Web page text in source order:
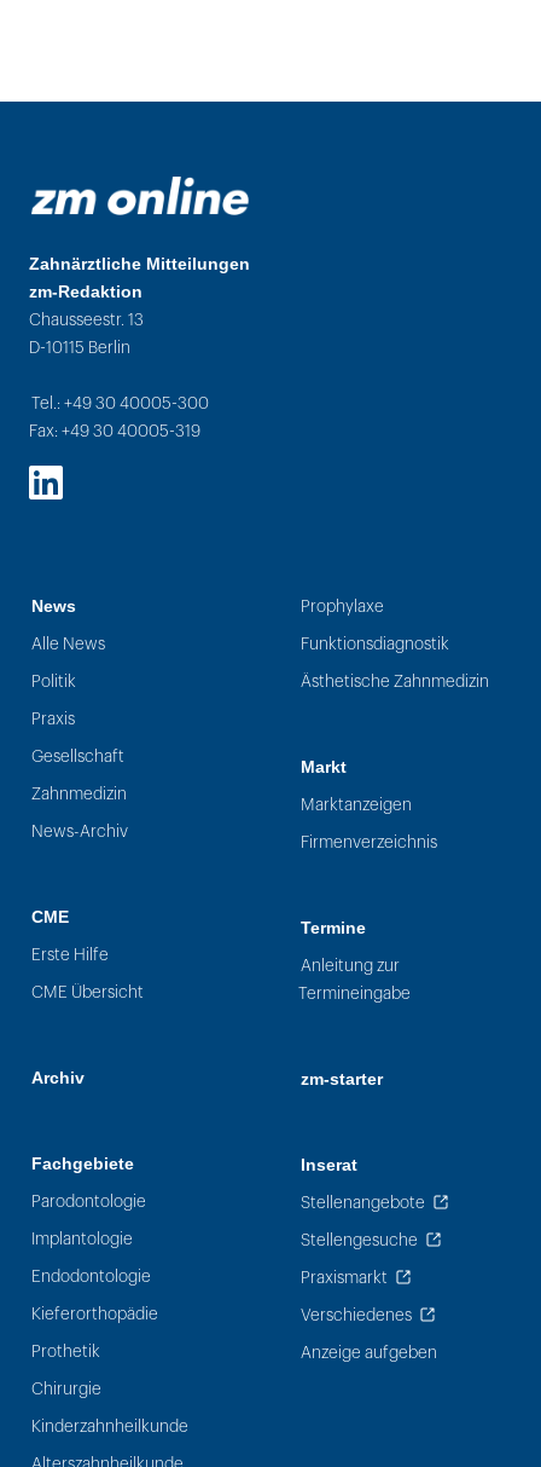
Zahnärztliche Mitteilungen
zm-Redaktion
Chausseestr. 13
D-10115 Berlin
Tel.: +49 30 40005-300
Fax: +49 30 40005-319
LinkedIn
News
Alle News
Politik
Praxis
Gesellschaft
Zahnmedizin
News-Archiv
CME
Erste Hilfe
CME Übersicht
Archiv
Fachgebiete
Parodontologie
Implantologie
Endodontologie
Kieferorthopädie
Prothetik
Chirurgie
Kinderzahnheilkunde
Prophylaxe
Funktionsdiagnostik
Ästhetische Zahnmedizin
Markt
Marktanzeigen
Firmenverzeichnis
Termine
Anleitung zur
Termineingabe
zm-starter
Inserat
Stellenangebote
Stellengesuche
Praxismarkt
Verschiedenes
Anzeige aufgeben